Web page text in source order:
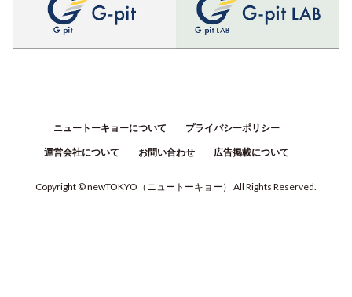
ニュートーキョーについて プライバシーポリシー
運営会社について お問い合わせ 広告掲載について
Copyright © newTOKYO （ ニュートーキョー ） All Rights Reserved.